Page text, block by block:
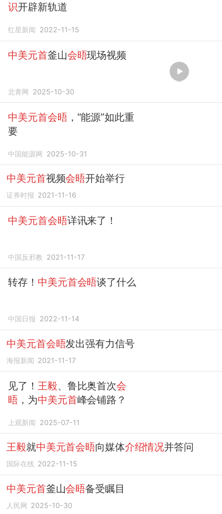
识开辟新轨道
红星新闻 2022-11-15
中美元首釜山会晤现场视频
北青网 2025-10-30
中美元首会晤，“能源”如此重
要
中国能源网 2025-10-31
中美元首视频会晤开始举行
证券时报 2021-11-16
中美元首会晤详讯来了！
中国反邪教 2021-11-17
转存！ 中美元首会晤谈了什么
中国日报 2022-11-14
中美元首会晤发出强有力信号
海报新闻 2021-11-17
见了！ 王毅、鲁比奥首次会
晤 ，为中美元首峰会铺路？
上观新闻 2025-07-11
王毅就中美元首会晤向媒体介绍情况并答问
国际在线 2022-11-15
中美元首釜山会晤备受瞩目
人民网 2025-10-30